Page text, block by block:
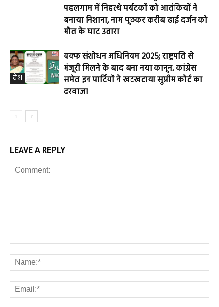
पहलगाम में निहत्थे पर्यटकों को आतंकियों ने
बनाया निशाना, नाम पूछकर करीब ढाई दर्जन को
मौत के घाट उतारा
देश
वक्फ संशोधन अधिनियम 2025; राष्ट्रपति से
मंजूरी मिलने के बाद बना नया कानून, कांग्रेस
समेत इन पार्टियों ने खटखटाया सुप्रीम कोर्ट का
दरवाजा
LEAVE A REPLY